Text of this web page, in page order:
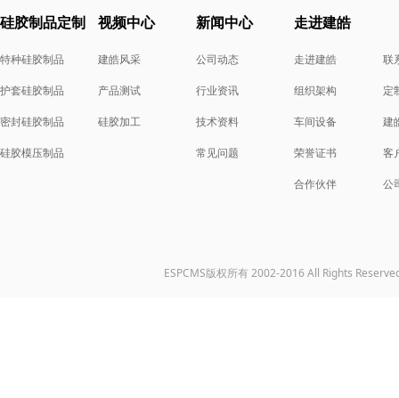
硅胶制品定制
特种硅胶制品
护套硅胶制品
密封硅胶制品
硅胶模压制品
视频中心
建皓风采
产品测试
硅胶加工
新闻中心
公司动态
行业资讯
技术资料
常见问题
走进建皓
走进建皓 联
组织架构 定
车间设备 建
荣誉证书 客
合作伙伴 公
ESPCMS版权所有 2002-2016 All Rights